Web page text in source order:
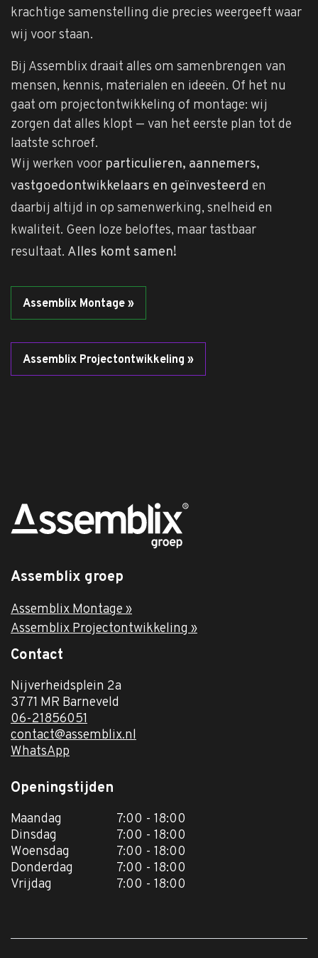
krachtige samenstelling die precies weergeeft waar
wij voor staan.
Bij Assemblix draait alles om samenbrengen van
mensen, kennis, materialen en ideeën. Of het nu
gaat om projectontwikkeling of montage: wij
zorgen dat alles klopt — van het eerste plan tot de
laatste schroef.
Wij werken voor particulieren, aannemers,
vastgoedontwikkelaars en geïnvesteerd en
daarbij altijd in op samenwerking, snelheid en
kwaliteit. Geen loze beloftes, maar tastbaar
resultaat. Alles komt samen!
Assemblix Montage »
Assemblix Projectontwikkeling »
Assemblix groep
Assemblix Montage »
Assemblix Projectontwikkeling »
Contact
Nijverheidsplein 2a
3771 MR Barneveld
06-21856051
contact@assemblix.nl
WhatsApp
Openingstijden
Maandag
Dinsdag
Woensdag
Donderdag
Vrijdag
7:00 - 18:00
7:00 - 18:00
7:00 - 18:00
7:00 - 18:00
7:00 - 18:00